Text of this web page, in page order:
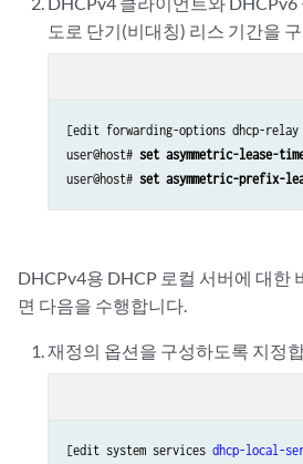
도로 단기(비대칭) 리스 기간을
[edit forwarding-options dhcp-relay
user@host# set asymmetric-lease-
user@host# set asymmetric-prefix-
DHCPv4용 DHCP 로컬 서버에 대한
면 다음을 수행합니다.
재정의 옵션을 구성하도록 지정
[edit system services dhcp-local-